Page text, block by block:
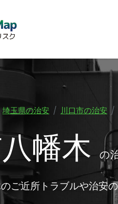
埼玉県の治安 川口市の治安
幡木 の
ご近所トラブルや治安